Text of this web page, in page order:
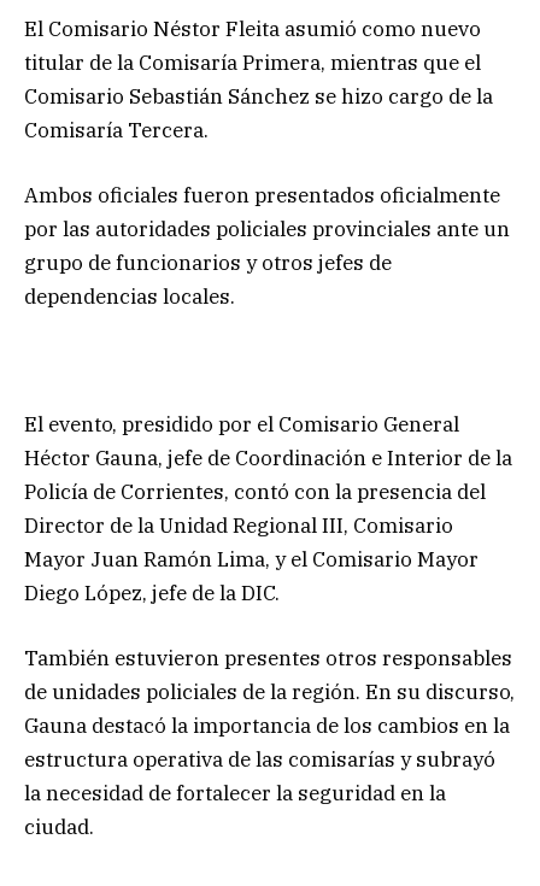
El Comisario Néstor Fleita asumió como nuevo
titular de la Comisaría Primera, mientras que el
Comisario Sebastián Sánchez se hizo cargo de la
Comisaría Tercera.
Ambos oficiales fueron presentados oficialmente
por las autoridades policiales provinciales ante un
grupo de funcionarios y otros jefes de
dependencias locales.
El evento, presidido por el Comisario General
Héctor Gauna, jefe de Coordinación e Interior de la
Policía de Corrientes, contó con la presencia del
Director de la Unidad Regional III, Comisario
Mayor Juan Ramón Lima, y el Comisario Mayor
Diego López, jefe de la DIC.
También estuvieron presentes otros responsables
de unidades policiales de la región. En su discurso,
Gauna destacó la importancia de los cambios en la
estructura operativa de las comisarías y subrayó
la necesidad de fortalecer la seguridad en la
ciudad.